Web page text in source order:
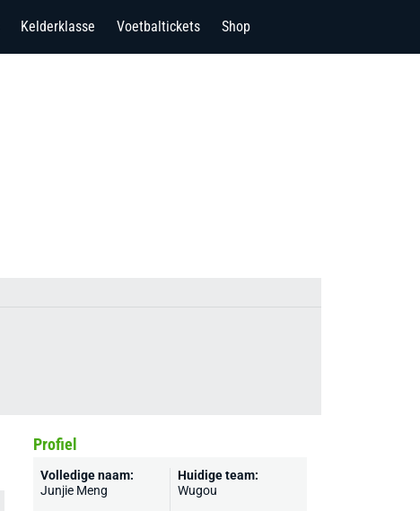
Kelderklasse Voetbaltickets Shop
Profiel
Volledige naam:
Junjie Meng
Huidige team:
Wugou